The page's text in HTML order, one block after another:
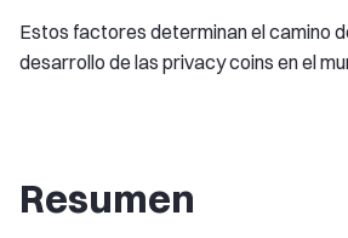
Estos factores determinan el camino
desarrollo de las privacy coins en el
Resumen